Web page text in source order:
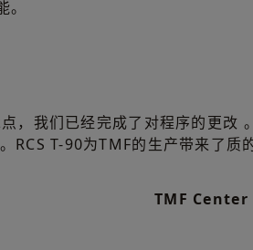
，我们已经完成了对程序的更改
T-90为TMF的生产带来了质的
TMF Center